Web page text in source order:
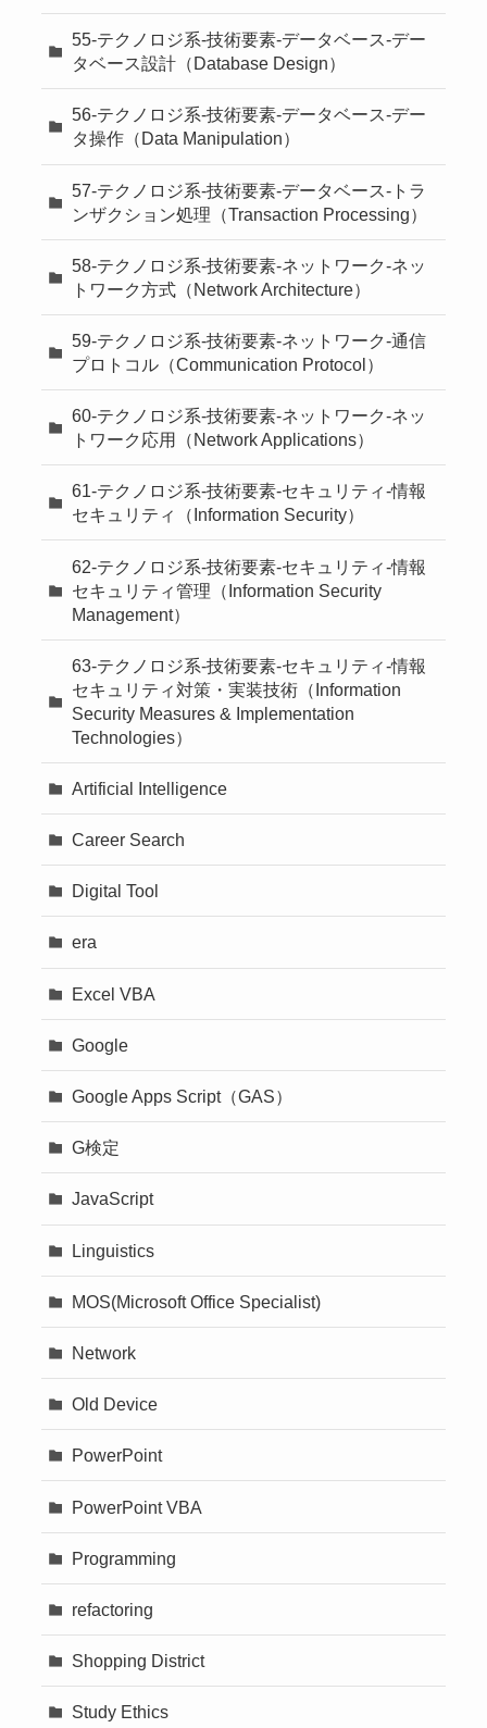
55-テクノロジ系-技術要素-データベース-デー
タベース設計（Database Design）
56-テクノロジ系-技術要素-データベース-デー
タ操作（Data Manipulation）
57-テクノロジ系-技術要素-データベース-トラ
ンザクション処理（Transaction Processing）
58-テクノロジ系-技術要素-ネットワーク-ネッ
トワーク方式（Network Architecture）
59-テクノロジ系-技術要素-ネットワーク-通信
プロトコル（Communication Protocol）
60-テクノロジ系-技術要素-ネットワーク-ネッ
トワーク応用（Network Applications）
61-テクノロジ系-技術要素-セキュリティ-情報
セキュリティ（Information Security）
62-テクノロジ系-技術要素-セキュリティ-情報
セキュリティ管理（Information Security
Management）
63-テクノロジ系-技術要素-セキュリティ-情報
セキュリティ対策・実装技術（Information
Security Measures & Implementation
Technologies）
Artificial Intelligence
Career Search
Digital Tool
era
Excel VBA
Google
Google Apps Script（GAS）
G検定
JavaScript
Linguistics
MOS(Microsoft Office Specialist)
Network
Old Device
PowerPoint
PowerPoint VBA
Programming
refactoring
Shopping District
Study Ethics